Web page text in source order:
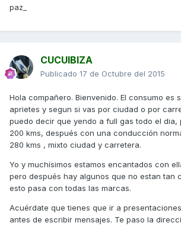
paz_
CUCUIBIZA
Publicado 17 de Octubre del 2015
Hola compañero. Bienvenido. El consumo es
aprietes y segun si vas por ciudad o por
puedo decir que yendo a full gas todo el dia,
200 kms, después con una conducción
280 kms , mixto ciudad y carretera.
Yo y muchísimos estamos encantados con
pero después hay algunos que no estan tan
esto pasa con todas las marcas.
Acuérdate que tienes que ir a
antes de escribir mensajes. Te paso la